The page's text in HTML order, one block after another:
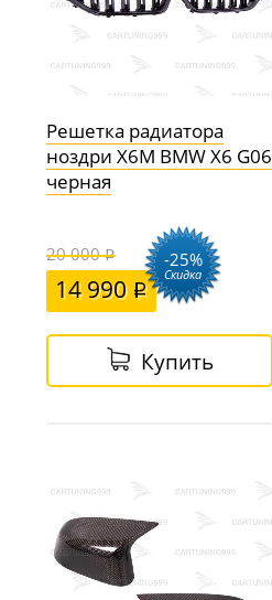
Решетка радиатора
ноздри X6M BMW X6 G06
черная
20 000
14 990
-25%
Скидка
Купить